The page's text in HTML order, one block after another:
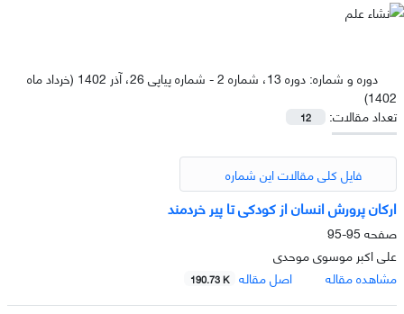
دوره و شماره:
دوره 13، شماره 2 - شماره پیاپی 26، آذر 1402 (خرداد ماه
1402)
تعداد مقالات:
12
فایل کلی مقالات این شماره
ارکان پرورش انسان از کودکی تا پیر خردمند
صفحه 95-95
علی اکبر موسوی موحدی
مشاهده مقاله
اصل مقاله 190.73 K